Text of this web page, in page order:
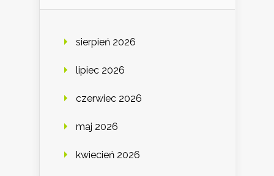
sierpień 2026
lipiec 2026
czerwiec 2026
maj 2026
kwiecień 2026